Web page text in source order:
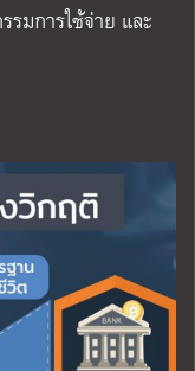
มการใช้จ่าย และ